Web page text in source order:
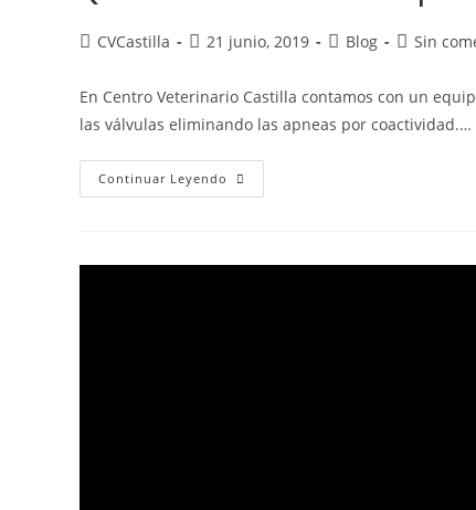
CVCastilla 21 junio, 2019 Blog Sin
En Centro Veterinario Castilla contamos con un
las válvulas eliminando las apneas por coactividad.…
Continuar Leyendo